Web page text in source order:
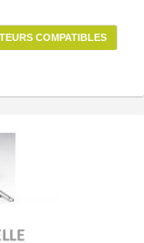
COMPATIBLES